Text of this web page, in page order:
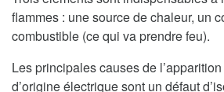
flammes : une source de chaleur, un
combustible (ce qui va prendre feu).
Les principales causes de
d’origine électrique sont un défaut